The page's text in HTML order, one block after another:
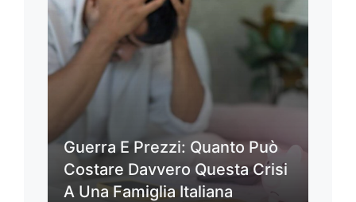
Guerra E Prezzi: Quanto Può
Costare Davvero Questa Crisi
A Una Famiglia Italiana